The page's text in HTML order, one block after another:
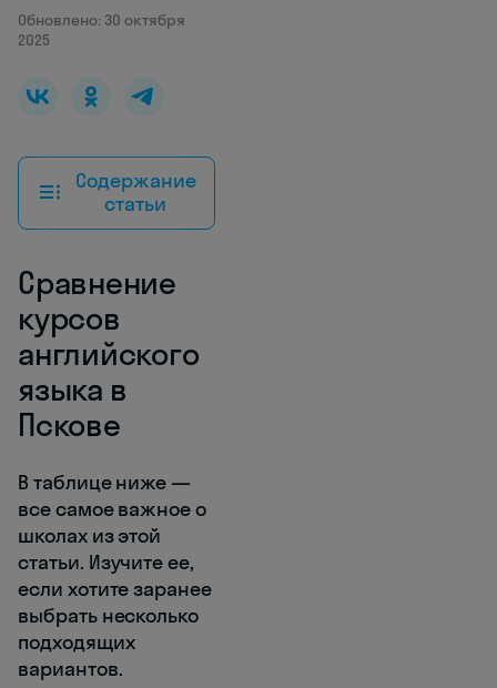
Обновлено: 30 октября
2025
Содержание
статьи
Сравнение
курсов
английского
языка в
Пскове
В таблице ниже —
все самое важное о
школах из этой
статьи. Изучите ее,
если хотите заранее
выбрать несколько
подходящих
вариантов.